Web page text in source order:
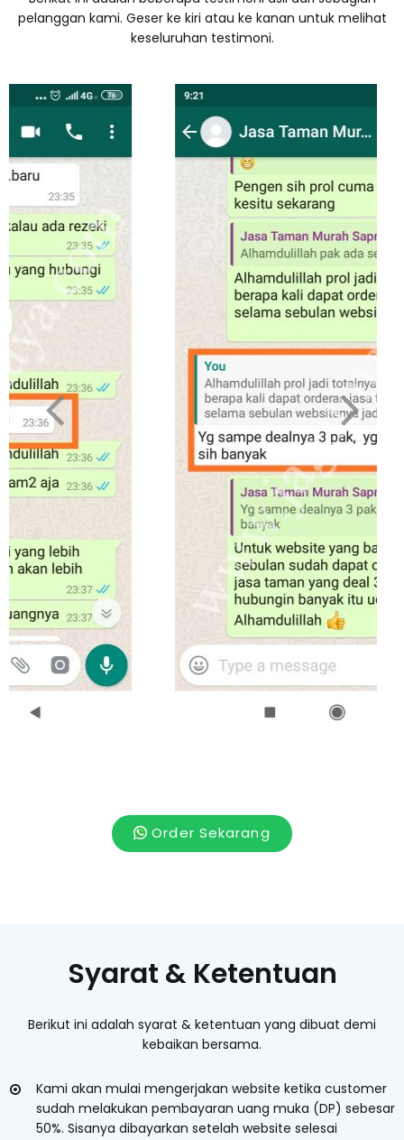
pelanggan kami. Geser ke kiri atau ke kanan untuk melihat
keseluruhan testimoni.
Order Sekarang
Syarat & Ketentuan
Berikut ini adalah syarat & ketentuan yang dibuat demi
kebaikan bersama.
Kami akan mulai mengerjakan website ketika customer
sudah melakukan pembayaran uang muka (DP) sebesar
50%. Sisanya dibayarkan setelah website selesai